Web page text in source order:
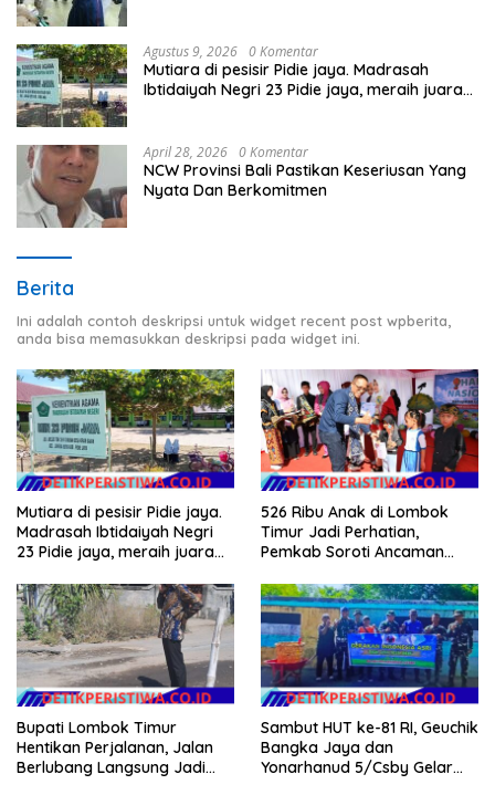
Agustus 9, 2026 0 Komentar
Mutiara di pesisir Pidie jaya. Madrasah
Ibtidaiyah Negri 23 Pidie jaya, meraih juara
April 28, 2026 0 Komentar
NCW Provinsi Bali Pastikan Keseriusan Yang
Nyata Dan Berkomitmen
Berita
Ini adalah contoh deskripsi untuk widget recent post wpberita,
anda bisa memasukkan deskripsi pada widget ini.
Mutiara di pesisir Pidie jaya.
Madrasah Ibtidaiyah Negri
23 Pidie jaya, meraih juara
526 Ribu Anak di Lombok
Timur Jadi Perhatian,
Pemkab Soroti Ancaman
Pernikahan Dini
Bupati Lombok Timur
Hentikan Perjalanan, Jalan
Berlubang Langsung Jadi
Sambut HUT ke-81 RI, Geuchik
Bangka Jaya dan
Yonarhanud 5/Csby Gelar